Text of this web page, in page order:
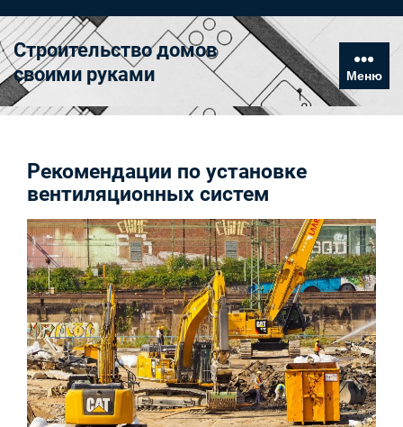
к
содержимому
Строительство домов
своими руками
Меню
Рекомендации по установке
вентиляционных систем